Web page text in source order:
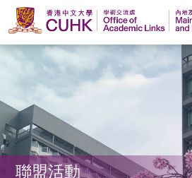
香
港
中
文
大
聯盟活動